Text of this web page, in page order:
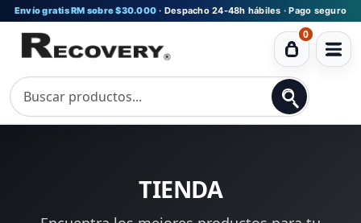
Envío gratis RM sobre $30.000 · Despacho 24-48h hábiles · Pago seguro
Ver
0
TIENDA